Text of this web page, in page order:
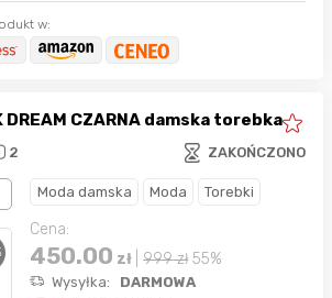
w:
DREAM CZARNA damska torebka
2 ZAKOŃCZONO
Moda damska Moda Torebki
Cena:
450.00 zł 999zł 55%
Wysyłka:
DARMOWA